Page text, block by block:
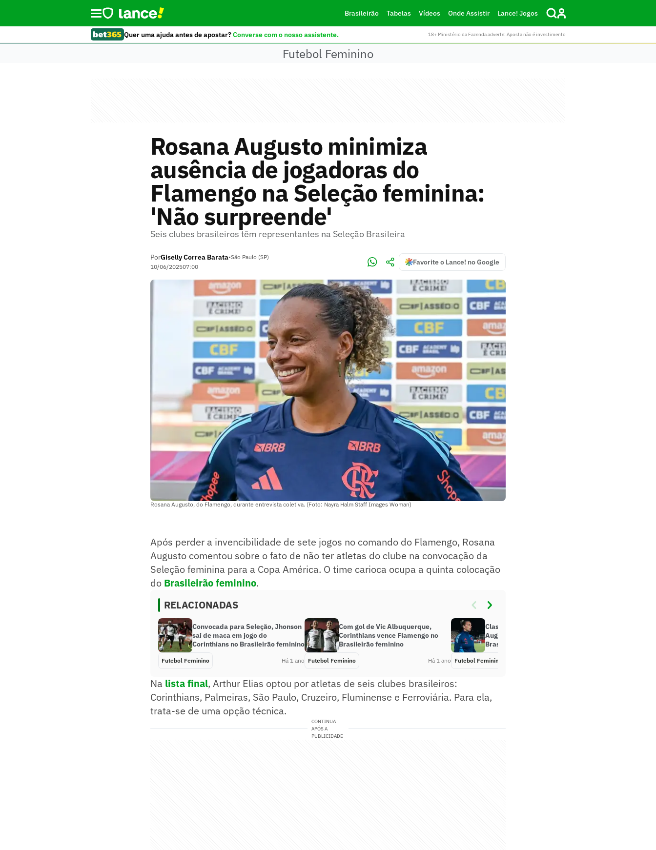
Brasileirão Tabelas Vídeos Onde Assistir Lance! Jogos
Quer uma ajuda antes de apostar?Converse com o nosso assistente. 18+ Ministério da Fazenda adverte: Aposta não é investimento
Futebol Feminino
Rosana Augusto minimiza
ausência de jogadoras do
Flamengo na Seleção feminina:
'Não surpreende'
Seis clubes brasileiros têm representantes na Seleção Brasileira
PorGiselly Correa Barata•São Paulo (SP)
10/06/202507:00
Favorite o Lance! no Google
Rosana Augusto, do Flamengo, durante entrevista coletiva. (Foto: Nayra Halm Staff Images Woman)
Após perder a invencibilidade de sete jogos no comando do Flamengo, Rosana
Augusto comentou sobre o fato de não ter atletas do clube na convocação da
Seleção feminina para a Copa América. O time carioca ocupa a quinta colocação
do Brasileirão feminino.
RELACIONADAS
Convocada para Seleção, Jhonson
sai de maca em jogo do
Corinthians no Brasileirão feminino
Futebol Feminino Há 1 ano
Com gol de Vic Albuquerque,
Corinthians vence Flamengo no
Brasileirão feminino
Futebol Feminino Há 1 ano
Classificado, Flamengo de Rosana
Augusto enfrenta Corinthians pelo
Brasileirão feminino
Futebol Feminino
Na lista final, Arthur Elias optou por atletas de seis clubes brasileiros:
Corinthians, Palmeiras, São Paulo, Cruzeiro, Fluminense e Ferroviária. Para ela,
trata-se de uma opção técnica.
CONTINUA
APÓS A
PUBLICIDADE